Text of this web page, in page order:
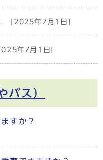
[2025年7月1日]
年7月1日]
バス）
すか？